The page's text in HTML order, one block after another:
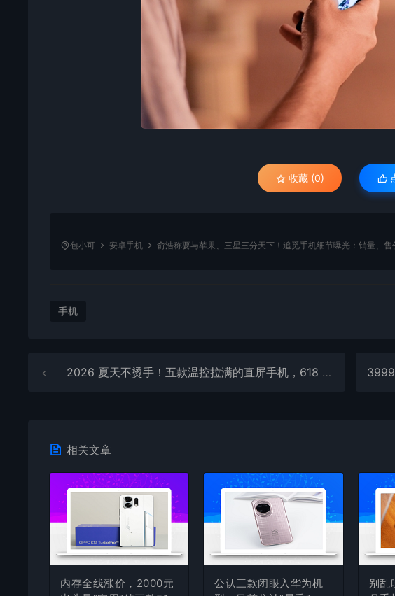
收藏 (0)
包小可 安卓手机 俞浩称要与苹果、三星三分天下！追觅手机细节曝光：销量、售
手机
2026 夏天不烫手！五款温控拉满的直屏手机，618 闭眼抄作业
相关文章
内存全线涨价，2000元
公认三款闭眼入华为机
别乱